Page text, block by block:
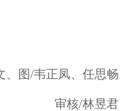
、图/韦正凤、任思畅
审核/林昱君